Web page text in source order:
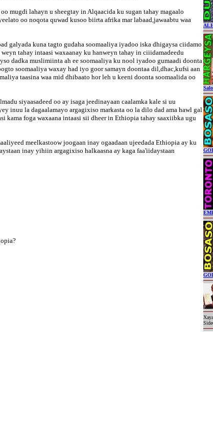
mugdi lahayn u sheegtay in Alqaacida ku sugan tahay magaalo
oo noqota quwad kusoo biirta afrika mar labaad,jawaabtu waa
galyada kuna tagto gudaha soomaaliya iyadoo iska dhigaysa ciidamo
tahay intaasi waxaanay ku hanweyn tahay in ciiidamadeedu
dadka muslimiinta ah ee soomaaliya ku nool iyadoo gumaadi doonta
soomaaliya waxay had iyo goor samayn doontaa dil,dhac,kufsi aan
taasina waa mid dhibaato hor leh u keeni doonta soomaalida oo
siyaasadeed oo ay isaga jeedinayaan caalamka kale si uu
inuu la dagaalamayo argagixiso markasta oo la dilo dad ama hawl gal
kama foga waxaana intaasi sii dheer in Ethiopia tahay saaxiibka ugu
meelkastoow joogaan inay ogaadaan ujeedada Ethiopia ay ku
inay yihiin argagixiso halkaasna ay kaga faa'iidaystaan